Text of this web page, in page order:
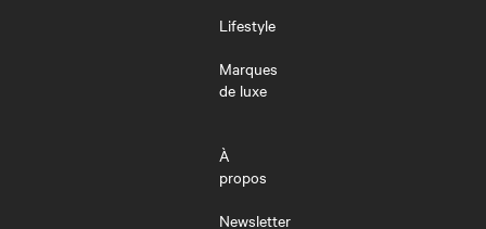
Lifestyle
Marques
de luxe
À
propos
Newsletter